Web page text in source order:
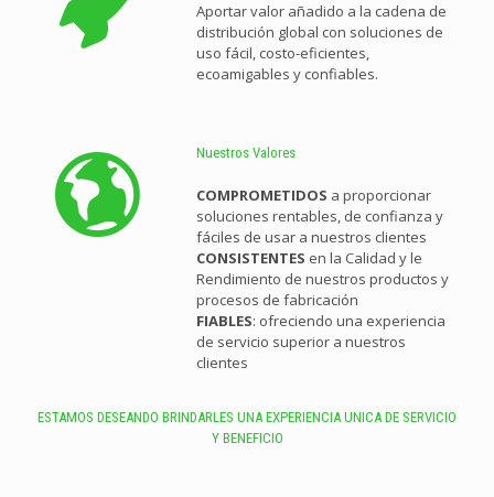
Aportar valor añadido a la cadena de
distribución global con soluciones de
uso fácil, costo-eficientes,
ecoamigables y confiables.
Nuestros Valores
COMPROMETIDOS a proporcionar
soluciones rentables, de confianza y
fáciles de usar a nuestros clientes
CONSISTENTES en la Calidad y le
Rendimiento de nuestros productos y
procesos de fabricación
FIABLES: ofreciendo una experiencia
de servicio superior a nuestros
clientes
ESTAMOS DESEANDO BRINDARLES UNA EXPERIENCIA UNICA DE SERVICIO
Y BENEFICIO